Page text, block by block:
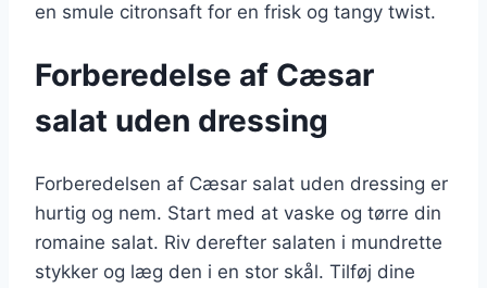
en smule citronsaft for en frisk og tangy twist.
Forberedelse af Cæsar
salat uden dressing
Forberedelsen af Cæsar salat uden dressing er
hurtig og nem. Start med at vaske og tørre din
romaine salat. Riv derefter salaten i mundrette
stykker og læg den i en stor skål. Tilføj dine